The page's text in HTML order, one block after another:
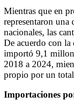
Mientras que en
representaron una
nacionales, las
De acuerdo con
importó 9,1
2018 a 2024,
propio por un
Importaciones